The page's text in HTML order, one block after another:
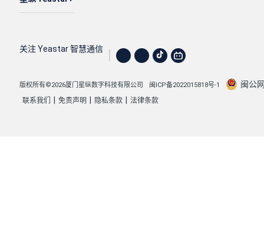
关注 Yeastar 智慧通信
版权所有©2026厦门星纵数字科技有限公司 闽ICP备2022015818号-1 闽公
联系我们 免责声明 隐私条款 法律条款